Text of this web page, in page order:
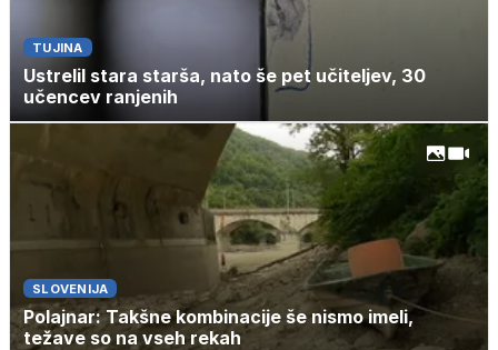
TUJINA
Ustrelil stara starša, nato še pet učiteljev, 30
učencev ranjenih
SLOVENIJA
Polajnar: Takšne kombinacije še nismo imeli,
težave so na vseh rekah